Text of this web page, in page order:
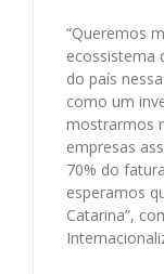
“Queremos
ecossistema
do país
como um
mostrarmos
empresas
70% do
esperamos
Catarina”,